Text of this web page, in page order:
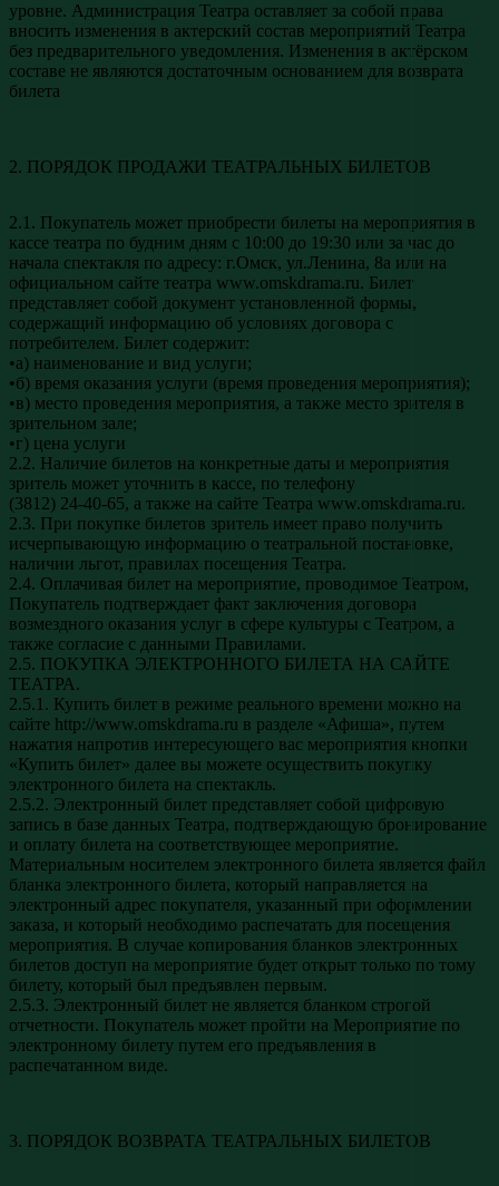
уровне. Администрация Театра оставляет за собой права
вносить изменения в актерский состав мероприятий Театра
без предварительного уведомления. Изменения в актёрском
составе не являются достаточным основанием для возврата
билета
2. ПОРЯДОК ПРОДАЖИ ТЕАТРАЛЬНЫХ БИЛЕТОВ
2.1. Покупатель может приобрести билеты на мероприятия в
кассе театра по будним дням с 10:00 до 19:30 или за час до
начала спектакля по адресу: г.Омск, ул.Ленина, 8а или на
официальном сайте театра www.omskdrama.ru. Билет
представляет собой документ установленной формы,
содержащий информацию об условиях договора с
потребителем. Билет содержит:
•а) наименование и вид услуги;
•б) время оказания услуги (время проведения мероприятия);
•в) место проведения мероприятия, а также место зрителя в
зрительном зале;
•г) цена услуги
2.2. Наличие билетов на конкретные даты и мероприятия
зритель может уточнить в кассе, по телефону
(3812) 24-40-65, а также на сайте Театра www.omskdrama.ru.
2.3. При покупке билетов зритель имеет право получить
исчерпывающую информацию о театральной постановке,
наличии льгот, правилах посещения Театра.
2.4. Оплачивая билет на мероприятие, проводимое Театром,
Покупатель подтверждает факт заключения договора
возмездного оказания услуг в сфере культуры с Театром, а
также согласие с данными Правилами.
2.5. ПОКУПКА ЭЛЕКТРОННОГО БИЛЕТА НА САЙТЕ
ТЕАТРА.
2.5.1. Купить билет в режиме реального времени можно на
сайте http://www.omskdrama.ru в разделе «Афиша», путем
нажатия напротив интересующего вас мероприятия кнопки
«Купить билет» далее вы можете осуществить покупку
электронного билета на спектакль.
2.5.2. Электронный билет представляет собой цифровую
запись в базе данных Театра, подтверждающую бронирование
и оплату билета на соответствующее мероприятие.
Материальным носителем электронного билета является файл
бланка электронного билета, который направляется на
электронный адрес покупателя, указанный при оформлении
заказа, и который необходимо распечатать для посещения
мероприятия. В случае копирования бланков электронных
билетов доступ на мероприятие будет открыт только по тому
билету, который был предъявлен первым.
2.5.3. Электронный билет не является бланком строгой
отчетности. Покупатель может пройти на Мероприятие по
электронному билету путем его предъявления в
распечатанном виде.
3. ПОРЯДОК ВОЗВРАТА ТЕАТРАЛЬНЫХ БИЛЕТОВ